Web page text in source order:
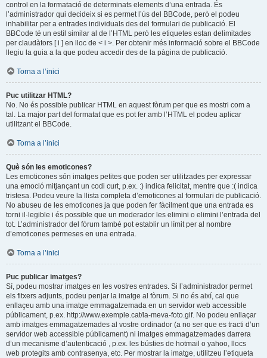
control en la formatació de determinats elements d’una entrada. És
l’administrador qui decideix si es permet l’ús del BBCode, però el podeu
inhabilitar per a entrades individuals des del formulari de publicació. El
BBCode té un estil similar al de l’HTML però les etiquetes estan delimitades
per claudàtors [ i ] en lloc de < i >. Per obtenir més informació sobre el BBCode
llegiu la guia a la que podeu accedir des de la pàgina de publicació.
Torna a l’inici
Puc utilitzar HTML?
No. No és possible publicar HTML en aquest fòrum per que es mostri com a
tal. La major part del formatat que es pot fer amb l’HTML el podeu aplicar
utilitzant el BBCode.
Torna a l’inici
Què són les emoticones?
Les emoticones són imatges petites que poden ser utilitzades per expressar
una emoció mitjançant un codi curt, p.ex. :) indica felicitat, mentre que :( indica
tristesa. Podeu veure la llista completa d’emoticones al formulari de publicació.
No abuseu de les emoticones ja que poden fer fàcilment que una entrada es
torni il·legible i és possible que un moderador les elimini o elimini l’entrada del
tot. L’administrador del fòrum també pot establir un límit per al nombre
d’emoticones permeses en una entrada.
Torna a l’inici
Puc publicar imatges?
Sí, podeu mostrar imatges en les vostres entrades. Si l’administrador permet
els fitxers adjunts, podeu penjar la imatge al fòrum. Si no és així, cal que
enllaçeu amb una imatge emmagatzemada en un servidor web accessible
públicament, p.ex. http://www.exemple.cat/la-meva-foto.gif. No podeu enllaçar
amb imatges emmagatzemades al vostre ordinador (a no ser que es tracti d’un
servidor web accessible públicament) ni imatges emmagatzemades darrera
d’un mecanisme d’autenticació , p.ex. les bústies de hotmail o yahoo, llocs
web protegits amb contrasenya, etc. Per mostrar la imatge, utilitzeu l’etiqueta